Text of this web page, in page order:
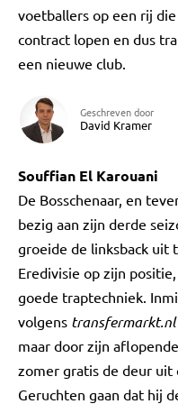
voetballers op een rij
contract lopen en dus
een nieuwe club.
Geschreven door
David Kramer
Souffian El Karouani
De Bosschenaar, en
bezig aan zijn derde
groeide de linksback uit
Eredivisie op zijn
goede traptechniek.
volgens transfermarkt.nl
maar door zijn
zomer gratis de deur uit
Geruchten gaan dat hij